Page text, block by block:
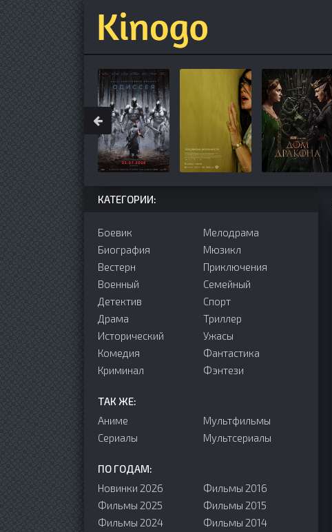
КАТЕГОРИИ:
Боевик
Биография
Вестерн
Военный
Детектив
Драма
Исторический
Комедия
Криминал
Мелодрама
Мюзикл
Приключения
Семейный
Cпорт
Триллер
Ужасы
Фантастика
Фэнтези
ТАК ЖЕ:
Аниме
Сериалы
Мультфильмы
Мультсериалы
ПО ГОДАМ:
Новинки 2026
Фильмы 2025
Фильмы 2024
Фильмы 2016
Фильмы 2015
Фильмы 2014